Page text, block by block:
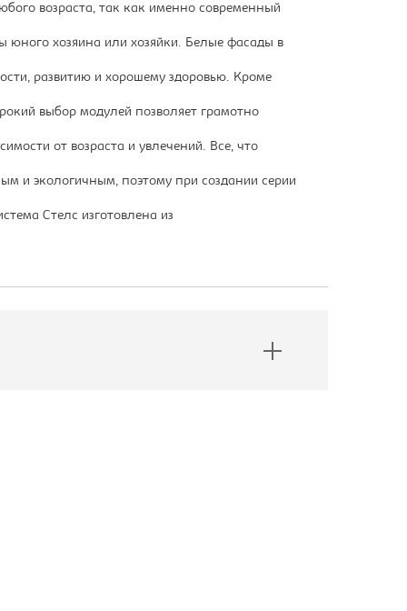
возраста, так как именно современный
юного хозяина или хозяйки. Белые фасады в
развитию и хорошему здоровью. Кроме
выбор модулей позволяет грамотно
от возраста и увлечений. Все, что
и экологичным, поэтому при создании серии
Стелс изготовлена из